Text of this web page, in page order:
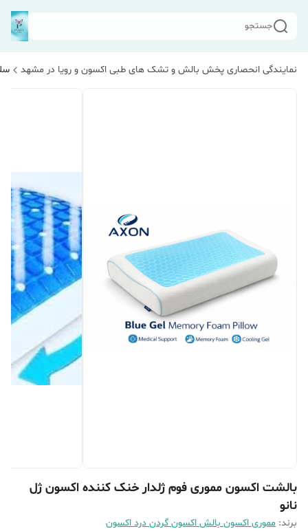
جستجو
نمایندگی انحصاری پخش بالش و تشک های طبی اکسون و رویا در مشهد
بالشت اکسون مموری فوم ژلدار خنک کننده اکسون ژل
نانو
برند: مموری اکسون بالش اکسون گردن درد اکسون